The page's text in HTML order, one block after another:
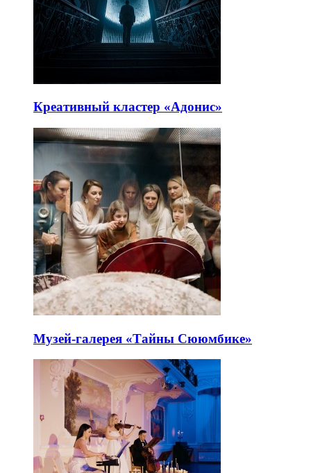
Креативный кластер «Адонис»
Музей-галерея «Тайны Сююмбике»